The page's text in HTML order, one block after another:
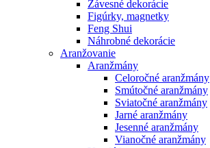
Závesné dekorácie
Figúrky, magnetky
Feng Shui
Náhrobné dekorácie
Aranžovanie
Aranžmány
Celoročné aranžmány
Smútočné aranžmány
Sviatočné aranžmány
Jarné aranžmány
Jesenné aranžmány
Vianočné aranžmány